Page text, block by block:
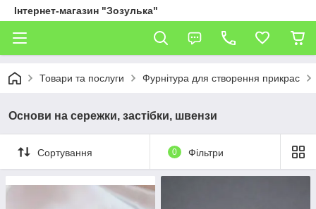
Інтернет-магазин "Зозулька"
Товари та послуги Фурнітура для створення прикрас
Основи на сережки, застібки, швензи
Сортування 0 Фільтри